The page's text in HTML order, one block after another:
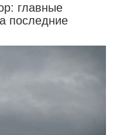
главные
последние